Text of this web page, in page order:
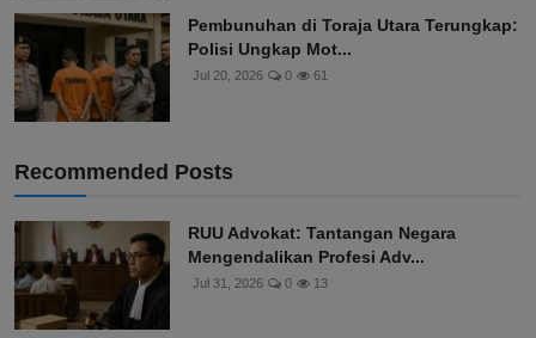
Pembunuhan di Toraja Utara Terungkap:
Polisi Ungkap Mot...
Jul 20, 2026 0 61
Recommended Posts
RUU Advokat: Tantangan Negara
Mengendalikan Profesi Adv...
Jul 31, 2026 0 13